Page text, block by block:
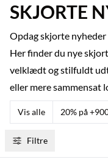
SKJORTE
Opdag skjorte
Her finder du nye
velklædt og stilfuldt
eller mere sammensat
Vis alle 20% på
Filtre